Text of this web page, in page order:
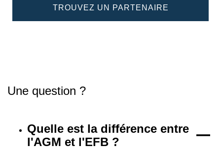
TROUVEZ UN PARTENAIRE
Une question ?
Quelle est la différence entre
l'AGM et l'EFB ?